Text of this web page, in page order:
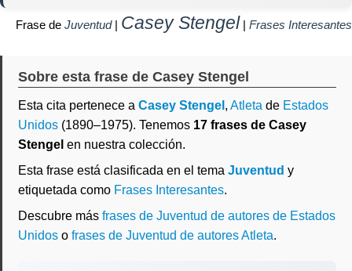
Frase de Juventud| Casey Stengel | Frases Interesantes
Sobre esta frase de Casey Stengel
Esta cita pertenece a Casey Stengel , Atleta de Estados
Unidos (1890–1975). Tenemos 17 frases de Casey
Stengel en nuestra colección.
Esta frase está clasificada en el tema Juventud y
etiquetada como Frases Interesantes.
Descubre más frases de Juventud de autores de Estados
Unidos o frases de Juventud de autores Atleta.